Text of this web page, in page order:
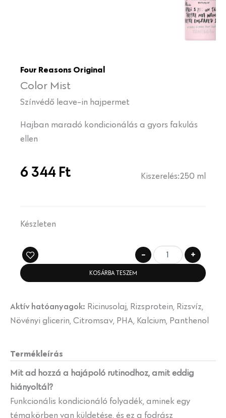
Four Reasons Original
Color Mist
Színvédő leave-in hajpermet
Hajban maradó kondicionálás a gyors fakulás
ellen
6 344 Ft Kiszerelés:250 ml
Készleten
- +
KOSÁRBA TESZEM
Aktív hatóanyagok: Ricinusolaj, Rizsprotein, Rizsvíz,
Növényi glicerin, Citromsav, PHA, Kalcium, Panthenol
Termékleírás
Mit ad hozzá a hajápoló rutinodhoz, amit eddig
hiányoltál?
Funkcionális kondicionáló folyadék, aminek egy
témakörben van küldetése, és ez a fodrász